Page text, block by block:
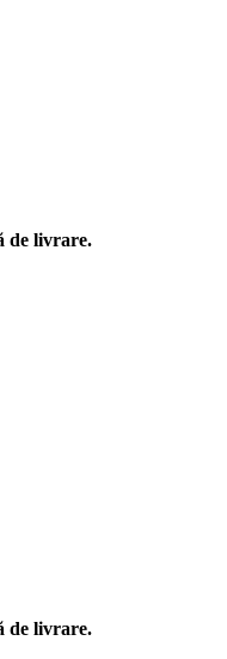
de livrare.
de livrare.